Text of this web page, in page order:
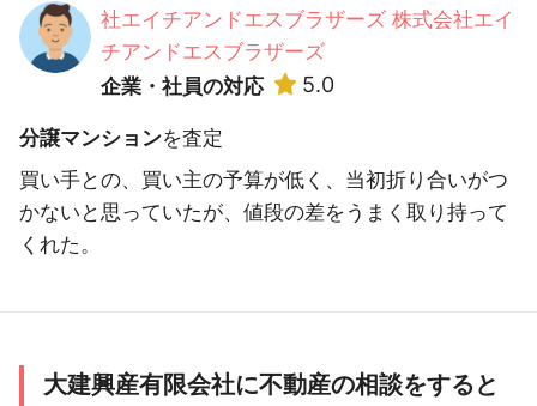
社エイチアンドエスブラザーズ 株式会社エイ
チアンドエスブラザーズ
企業・社員の対応
5.0
分譲マンションを査定
買い手との、買い主の予算が低く、当初折り合いがつ
かないと思っていたが、値段の差をうまく取り持って
くれた。
大建興産有限会社に不動産の相談をすると